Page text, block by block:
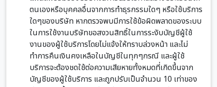
ตนเองหรือบุคคลอื่นจากการทำธุรกรรมใดๆ หรือใช้บริการ
ใดๆของบริษัท หากตรวจพบมีการใช้ข้อผิดพลาดของระบบ
ในการใช้งานบริษัทขอสงวนสิทธิ์ในการระงับบัญชีผู้ใช้
งานของผู้ใช้บริการโดยไม่แจ้งให้ทราบล่วงหน้า และไม่
ทำการคืนเงินคงเหลือในบัญชีในทุกๆกรณี และผู้ใช้
บริการจะต้องชดใช้ต่อความเสียหายทั้งหมดที่เกิดขึ้นจาก
บัญชีของผู้ใช้บริการ และถูกปรับเป็นจำนวน 10 เท่าของ